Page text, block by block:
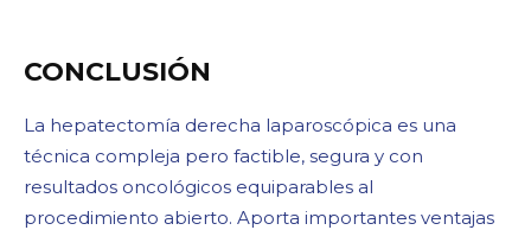
CONCLUSIÓN
La hepatectomía derecha laparoscópica es una
técnica compleja pero factible, segura y con
resultados oncológicos equiparables al
procedimiento abierto. Aporta importantes ventajas